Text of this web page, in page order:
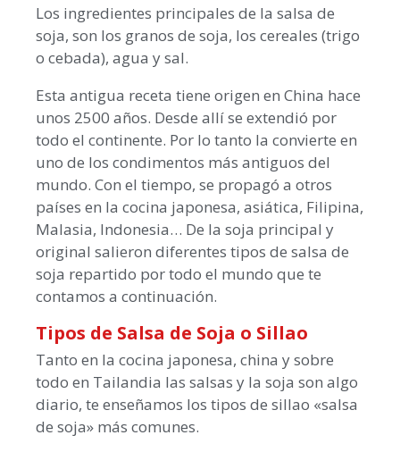
Los ingredientes principales de la salsa de
soja, son los granos de soja, los cereales (trigo
o cebada), agua y sal.
Esta antigua receta tiene origen en China hace
unos 2500 años. Desde allí se extendió por
todo el continente. Por lo tanto la convierte en
uno de los condimentos más antiguos del
mundo. Con el tiempo, se propagó a otros
países en la cocina japonesa, asiática, Filipina,
Malasia, Indonesia… De la soja principal y
original salieron diferentes tipos de salsa de
soja repartido por todo el mundo que te
contamos a continuación.
Tipos de Salsa de Soja o Sillao
Tanto en la cocina japonesa, china y sobre
todo en Tailandia las salsas y la soja son algo
diario, te enseñamos los tipos de sillao «salsa
de soja» más comunes.